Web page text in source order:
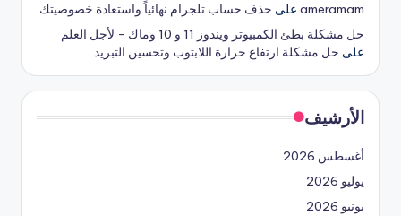
ameramam على حذف حساب تلجرام نهائياً واستعادة خصوصيتك
حل مشكلة بطئ الكمبيوتر ويندوز 11 و 10 وماك - لأجل العلم
على حل مشكلة ارتفاع حرارة اللابتوب وتحسين التبريد
الأرشيف
أغسطس 2026
يوليو 2026
يونيو 2026